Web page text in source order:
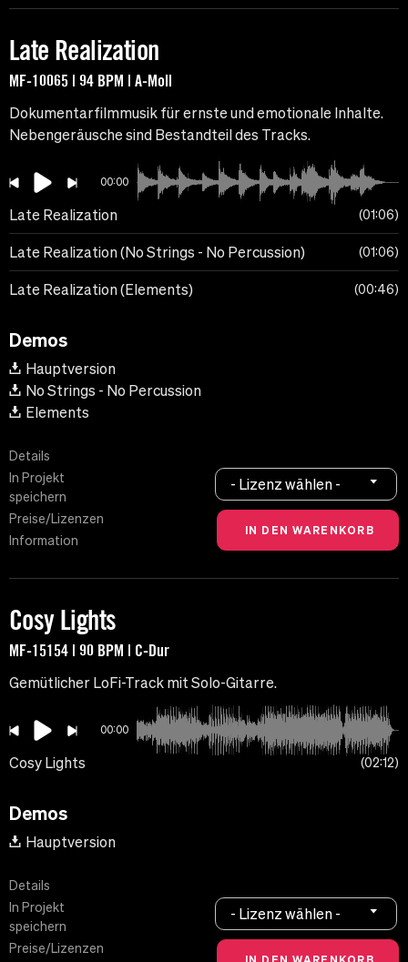
Late Realization
MF-10065 | 94 BPM | A-Moll
Dokumentarfilmmusik für ernste und emotionale Inhalte.
Nebengeräusche sind Bestandteil des Tracks.
00:00
Late Realization 01:06
Late Realization (No Strings - No Percussion) 01:06
Late Realization (Elements) 00:46
Demos
Hauptversion
No Strings - No Percussion
Elements
Details
In Projekt
speichern
Preise/Lizenzen
Information
- Lizenz wählen -
Cosy Lights
MF-15154 | 90 BPM | C-Dur
Gemütlicher LoFi-Track mit Solo-Gitarre.
00:00
Cosy Lights 02:12
Demos
Hauptversion
Details
In Projekt
speichern
Preise/Lizenzen
- Lizenz wählen -